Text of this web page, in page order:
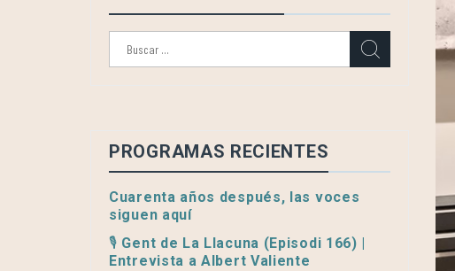
PROGRAMAS RECIENTES
Cuarenta años después, las voces
siguen aquí
🎙️ Gent de La Llacuna (Episodi 166) |
Entrevista a Albert Valiente